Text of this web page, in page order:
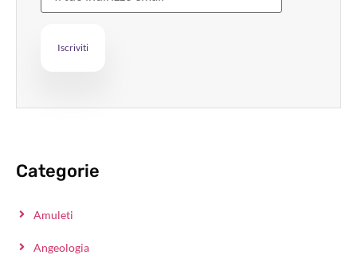
Categorie
Amuleti
Angeologia